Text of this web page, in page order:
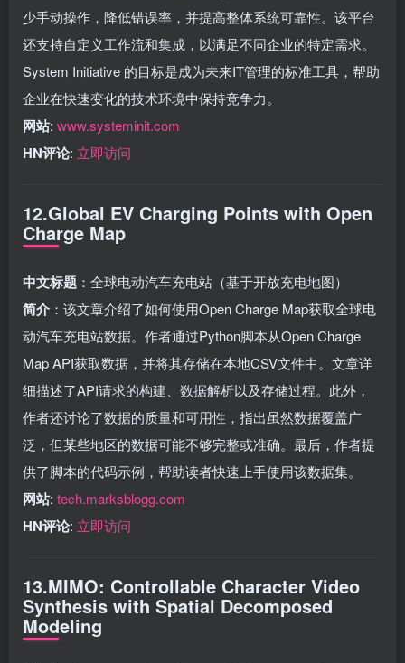
少手动操作，降低错误率，并提高整体系统可靠性。该平台
还支持自定义工作流和集成，以满足不同企业的特定需求。
System Initiative 的目标是成为未来IT管理的标准工具，帮助
企业在快速变化的技术环境中保持竞争力。
网站: www.systeminit.com
HN评论: 立即访问
12.Global EV Charging Points with Open
Charge Map
中文标题 ：全球电动汽车充电站（基于开放充电地图）
简介 ：该文章介绍了如何使用Open Charge Map获取全球电
动汽车充电站数据。作者通过Python脚本从Open Charge
Map API获取数据，并将其存储在本地CSV文件中。文章详
细描述了API请求的构建、数据解析以及存储过程。此外，
作者还讨论了数据的质量和可用性，指出虽然数据覆盖广
泛，但某些地区的数据可能不够完整或准确。最后，作者提
供了脚本的代码示例，帮助读者快速上手使用该数据集。
网站: tech.marksblogg.com
HN评论: 立即访问
13.MIMO: Controllable Character Video
Synthesis with Spatial Decomposed
Modeling